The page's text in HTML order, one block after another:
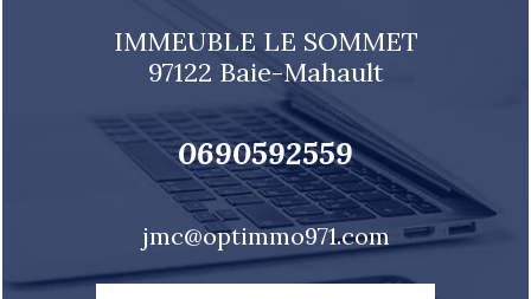
IMMEUBLE LE SOMMET
97122 Baie-Mahault
0690592559
jmc@optimmo971.com